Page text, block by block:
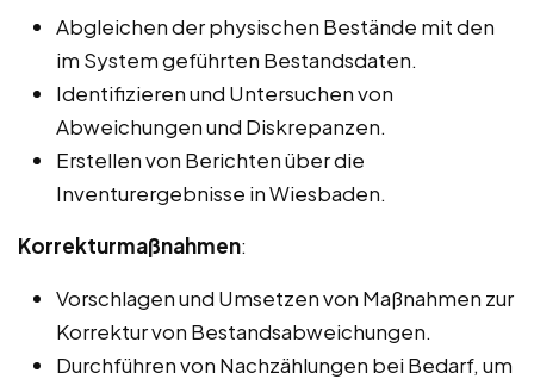
Abgleichen der physischen Bestände mit den
im System geführten Bestandsdaten.
Identifizieren und Untersuchen von
Abweichungen und Diskrepanzen.
Erstellen von Berichten über die
Inventurergebnisse in Wiesbaden.
Korrekturmaßnahmen:
Vorschlagen und Umsetzen von Maßnahmen zur
Korrektur von Bestandsabweichungen.
Durchführen von Nachzählungen bei Bedarf, um